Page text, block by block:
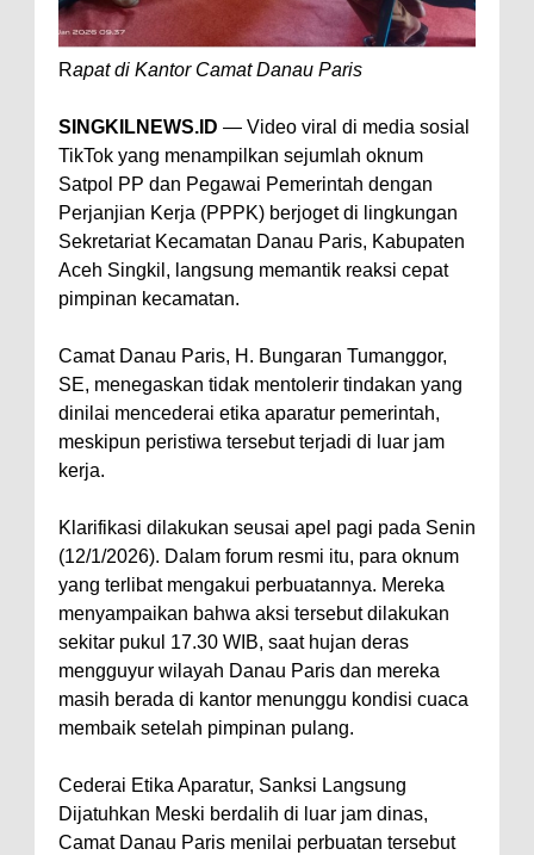
Rapat di Kantor Camat Danau Paris
SINGKILNEWS.ID — Video viral di media sosial
TikTok yang menampilkan sejumlah oknum
Satpol PP dan Pegawai Pemerintah dengan
Perjanjian Kerja (PPPK) berjoget di lingkungan
Sekretariat Kecamatan Danau Paris, Kabupaten
Aceh Singkil, langsung memantik reaksi cepat
pimpinan kecamatan.
Camat Danau Paris, H. Bungaran Tumanggor,
SE, menegaskan tidak mentolerir tindakan yang
dinilai mencederai etika aparatur pemerintah,
meskipun peristiwa tersebut terjadi di luar jam
kerja.
Klarifikasi dilakukan seusai apel pagi pada Senin
(12/1/2026). Dalam forum resmi itu, para oknum
yang terlibat mengakui perbuatannya. Mereka
menyampaikan bahwa aksi tersebut dilakukan
sekitar pukul 17.30 WIB, saat hujan deras
mengguyur wilayah Danau Paris dan mereka
masih berada di kantor menunggu kondisi cuaca
membaik setelah pimpinan pulang.
Cederai Etika Aparatur, Sanksi Langsung
Dijatuhkan Meski berdalih di luar jam dinas,
Camat Danau Paris menilai perbuatan tersebut